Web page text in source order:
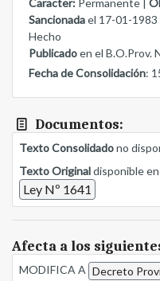
Caracter: Permanente |
Sancionadael 17-01-1983 |
Hecho
Publicadoen el B.O.Prov.
Fecha de Consolidación:
Documentos:
Texto Consolidadono
Texto Originaldisponible
Ley Nº 1641
Afecta a los
MODIFICA A Decreto